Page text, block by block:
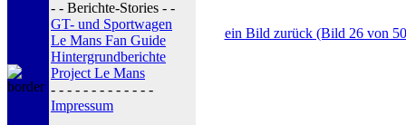
- - Berichte-Stories - -
GT- und Sportwagen
Le Mans Fan Guide
Hintergrundberichte
Project Le Mans
- - - - - - - - - - - - -
Impressum
ein Bild zurück (Bild 26 von